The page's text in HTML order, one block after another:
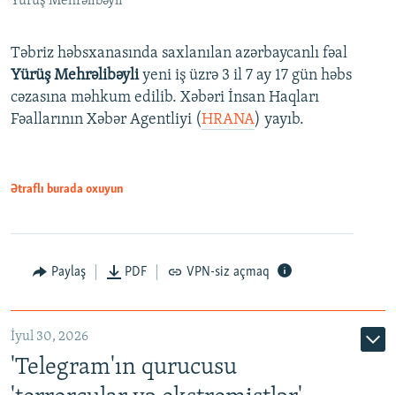
Təbriz həbsxanasında saxlanılan azərbaycanlı fəal
Yürüş Mehrəlibəyliyeni iş üzrə 3 il 7 ay 17 gün həbs
cəzasına məhkum edilib. Xəbəri İnsan Haqları
Fəallarının Xəbər Agentliyi (HRANA) yayıb.
Ətraflı burada oxuyun
Paylaş PDF VPN-siz açmaq
İyul 30, 2026
'Telegram'ın qurucusu